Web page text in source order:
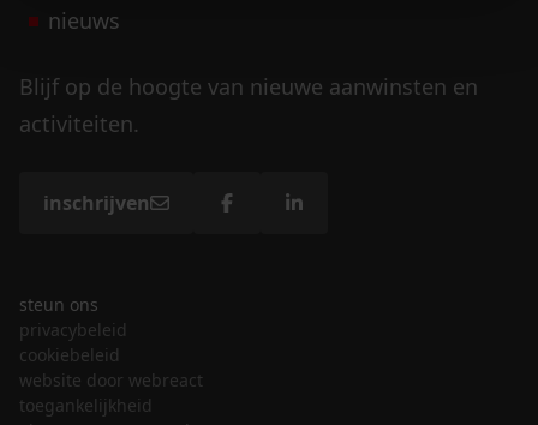
nieuws
Blijf op de hoogte van nieuwe aanwinsten en
activiteiten.
inschrijven
steun ons
privacybeleid
cookiebeleid
website door webreact
toegankelijkheid